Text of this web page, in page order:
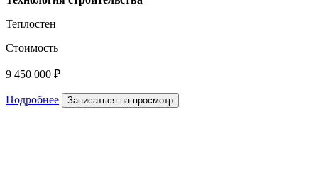
Теплостен
Стоимость
9 450 000 ₽
Подробнее Записаться на просмотр